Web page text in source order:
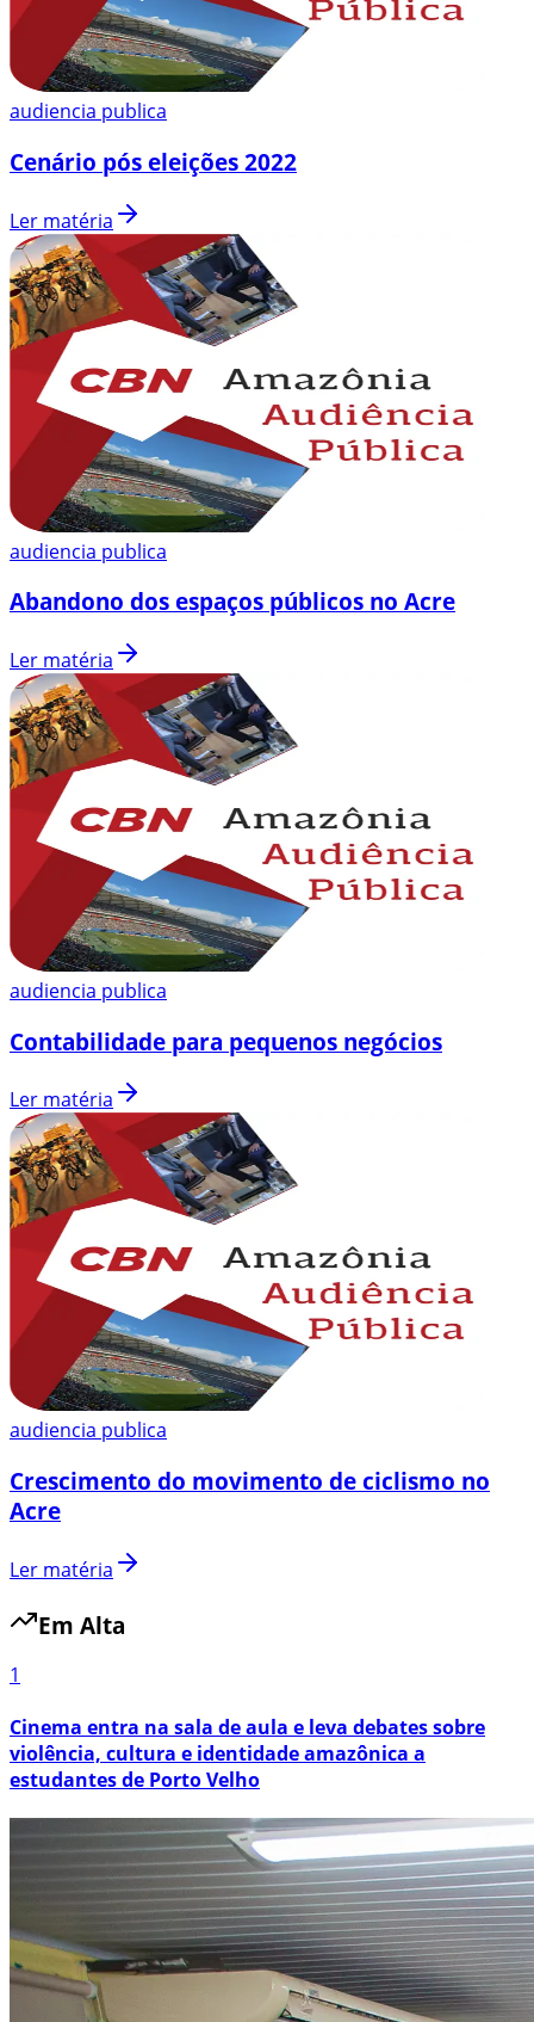
audiencia publica
Cenário pós eleições 2022
Ler matéria
audiencia publica
Abandono dos espaços públicos no Acre
Ler matéria
audiencia publica
Contabilidade para pequenos negócios
Ler matéria
audiencia publica
Crescimento do movimento de ciclismo no
Acre
Ler matéria
Em Alta
1
Cinema entra na sala de aula e leva debates sobre
violência, cultura e identidade amazônica a
estudantes de Porto Velho